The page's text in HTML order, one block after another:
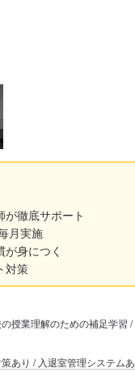
徹底サポート
月実施
身につく
対策
授業理解のための補足学
あり / 入退室管理システム